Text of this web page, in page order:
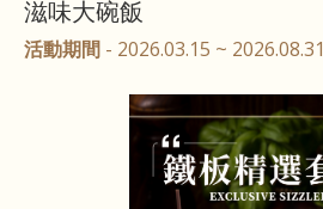
滋味大碗飯
活動期間 - 2026.03.15 ~ 2026.08.31